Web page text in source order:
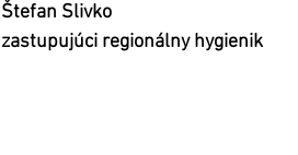
Štefan Slivko
zastupujúci regionálny hygienik